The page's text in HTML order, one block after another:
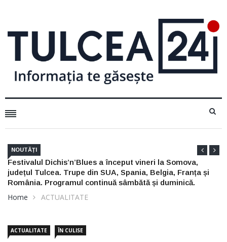
NOUTĂȚI
Nu arunca actele de pescuit din 2025: mai sunt bune trei
săptămâni, dar numai dacă le ai la tine
Home ACTUALITATE
ACTUALITATE ÎN CULISE